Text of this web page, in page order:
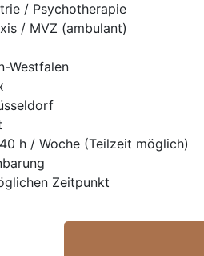
/ Psychotherapie
/ MVZ (ambulant)
Westfalen
h / Woche (Teilzeit möglich)
Zeitpunkt